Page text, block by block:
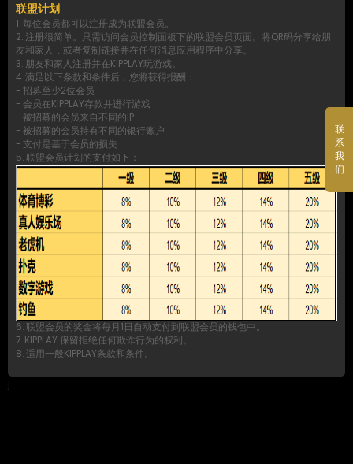
联盟计划
1. 每位会员都可以注册成为联盟会员。
2. 注册很简单。只需访问会员控制面板下的联盟会员页面。将QR码分享给朋
友和家人，或者复制链接并在任何消息应用程序中分享。
3. 朋友和家人注册并在KIPPLAY玩游戏。
4. 满足以下条款和条件后，您将获得报酬：
- 招募至少2位会员
- 会员在KIPPLAY存款并进行游戏
- 被招募的会员来自不同的IP
- 被招募的会员持有不同的银行账户
- 支付是基于会员的损失
5. 联盟会员计划的支付如下：
6. 联盟会员的奖金将每月1日自动支付到联盟会员的钱包中。
7. KIPPLAY 保留拒绝任何欺诈行为的权利。
8. 适用一般KIPPLAY条款和条件。
j
联
系
我
们